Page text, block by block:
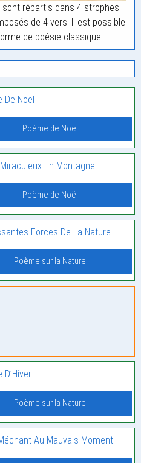
répartis dans 4 strophes.
de 4 vers. Il est possible
de poésie classique.
De Noël
Poème de Noël
En Montagne
Poème de Noël
Forces De La Nature
Poème sur la Nature
D’Hiver
Poème sur la Nature
Au Mauvais Moment